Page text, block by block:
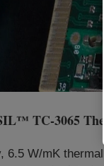
TC-3065
6.5 W/mK